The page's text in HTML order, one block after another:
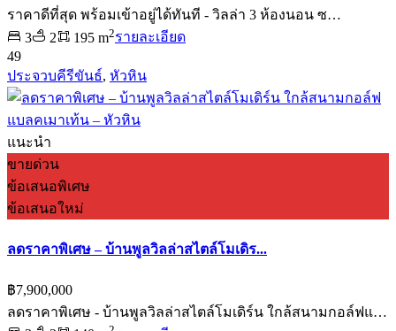
ราคาดีที่สุด พร้อมเข้าอยู่ได้ทันที - วิลล่า 3 ห้องนอน ซ…
3
2 195 m2รายละเอียด
49
ประจวบคีรีขันธ์, หัวหิน
แนะนำ
ขายด่วน
ข้อเสนอพิเศษ
ข้อเสนอใหม่
ลดราคาพิเศษ – บ้านพูลวิลล่าสไตล์โมเดิร...
฿7,900,000
ลดราคาพิเศษ - บ้านพูลวิลล่าสไตล์โมเดิร์น ใกล้สนามกอล์ฟแ…